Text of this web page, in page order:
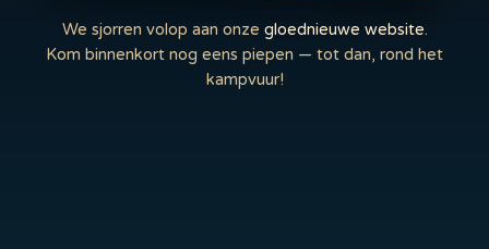
We sjorren volop aan onze gloednieuwe website.
Kom binnenkort nog eens piepen — tot dan, rond het
kampvuur!